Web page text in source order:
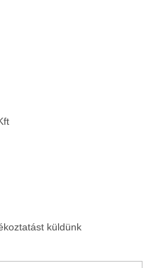
küldünk